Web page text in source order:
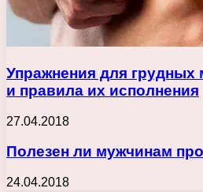
Упражнения для
и правила их исполнения
27.04.2018
Полезен ли мужчинам
24.04.2018